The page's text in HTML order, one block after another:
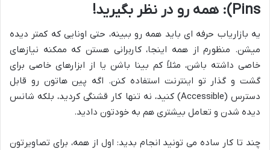
Pins): همه رو در نظر بگیرید!
یه بازاریاب حرفه ای باید همه رو ببینه، حتی اونایی که کمتر دیده
میشن. منظورم از همه اینجا، کاربرانی هستن که ممکنه نیازهای
خاصی داشته باشن، مثلاً کم بینا باشن یا از ابزارهای خاصی برای
گشت و گذار تو اینترنت استفاده کنن. اگه پین هاتون رو قابل
دسترس (Accessible) کنید، نه تنها کار قشنگی کردید، بلکه شانس
دیده شدن و تعامل بیشتری هم به خودتون دادید.
چند تا کار ساده می تونید انجام بدید: اول از همه، برای تصاویرتون